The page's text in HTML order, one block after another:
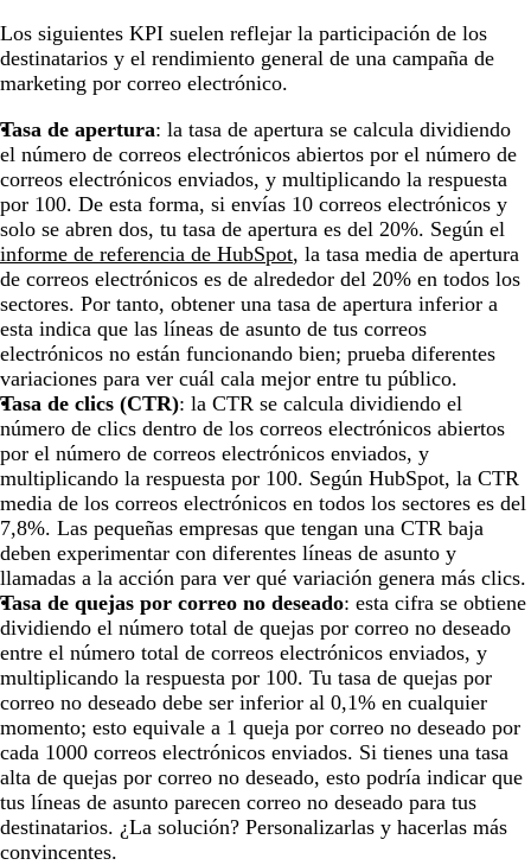
Los siguientes KPI suelen reflejar la participación de los
destinatarios y el rendimiento general de una campaña de
marketing por correo electrónico.
Tasa de apertura: la tasa de apertura se calcula dividiendo
el número de correos electrónicos abiertos por el número de
correos electrónicos enviados, y multiplicando la respuesta
por 100. De esta forma, si envías 10 correos electrónicos y
solo se abren dos, tu tasa de apertura es del 20%. Según el
informe de referencia de HubSpot, la tasa media de apertura
de correos electrónicos es de alrededor del 20% en todos los
sectores. Por tanto, obtener una tasa de apertura inferior a
esta indica que las líneas de asunto de tus correos
electrónicos no están funcionando bien; prueba diferentes
variaciones para ver cuál cala mejor entre tu público.
Tasa de clics (CTR): la CTR se calcula dividiendo el
número de clics dentro de los correos electrónicos abiertos
por el número de correos electrónicos enviados, y
multiplicando la respuesta por 100. Según HubSpot, la CTR
media de los correos electrónicos en todos los sectores es del
7,8%. Las pequeñas empresas que tengan una CTR baja
deben experimentar con diferentes líneas de asunto y
llamadas a la acción para ver qué variación genera más clics.
Tasa de quejas por correo no deseado: esta cifra se obtiene
dividiendo el número total de quejas por correo no deseado
entre el número total de correos electrónicos enviados, y
multiplicando la respuesta por 100. Tu tasa de quejas por
correo no deseado debe ser inferior al 0,1% en cualquier
momento; esto equivale a 1 queja por correo no deseado por
cada 1000 correos electrónicos enviados. Si tienes una tasa
alta de quejas por correo no deseado, esto podría indicar que
tus líneas de asunto parecen correo no deseado para tus
destinatarios. ¿La solución? Personalizarlas y hacerlas más
convincentes.